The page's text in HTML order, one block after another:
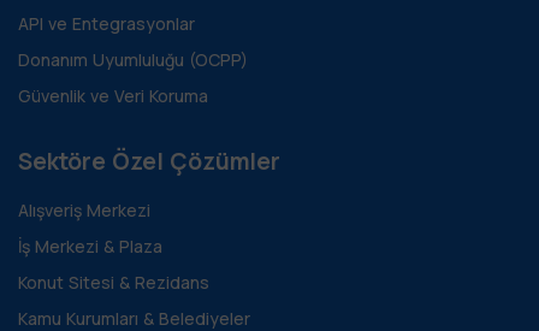
API ve Entegrasyonlar
Donanım Uyumluluğu (OCPP)
Güvenlik ve Veri Koruma
Sektöre Özel Çözümler
Alışveriş Merkezi
İş Merkezi & Plaza
Konut Sitesi & Rezidans
Kamu Kurumları & Belediyeler